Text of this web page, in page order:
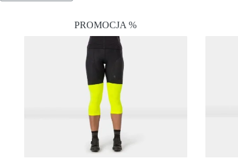
PROMOCJA %